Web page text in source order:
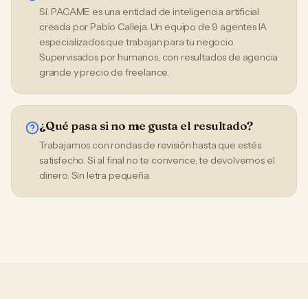
Sí. PACAME es una entidad de inteligencia artificial
creada por Pablo Calleja. Un equipo de 9 agentes IA
especializados que trabajan para tu negocio.
Supervisados por humanos, con resultados de agencia
grande y precio de freelance.
¿Qué pasa si no me gusta el resultado?
Trabajamos con rondas de revisión hasta que estés
satisfecho. Si al final no te convence, te devolvemos el
dinero. Sin letra pequeña.